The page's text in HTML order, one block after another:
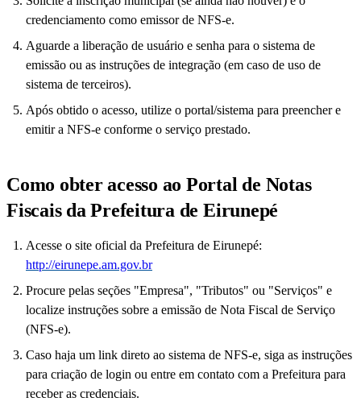
credenciamento como emissor de NFS-e.
Aguarde a liberação de usuário e senha para o sistema de
emissão ou as instruções de integração (em caso de uso de
sistema de terceiros).
Após obtido o acesso, utilize o portal/sistema para preencher e
emitir a NFS-e conforme o serviço prestado.
Como obter acesso ao Portal de Notas
Fiscais da Prefeitura de Eirunepé
Acesse o site oficial da Prefeitura de Eirunepé:
http://eirunepe.am.gov.br
Procure pelas seções "Empresa", "Tributos" ou "Serviços" e
localize instruções sobre a emissão de Nota Fiscal de Serviço
(NFS-e).
Caso haja um link direto ao sistema de NFS-e, siga as instruções
para criação de login ou entre em contato com a Prefeitura para
receber as credenciais.